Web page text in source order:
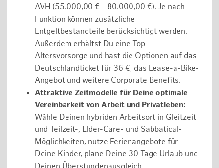
AVH (55.000,00 € - 80.000,00 €). Je nach
Funktion können zusätzliche
Entgeltbestandteile berücksichtigt werden.
Außerdem erhältst Du eine Top-
Altersvorsorge und hast die Optionen auf das
Deutschlandticket für 36 €, das Lease-a-Bike-
Angebot und weitere Corporate Benefits.
Attraktive Zeitmodelle für Deine optimale
Vereinbarkeit von Arbeit und Privatleben:
Wähle Deinen hybriden Arbeitsort in Gleitzeit
und Teilzeit-, Elder-Care- und Sabbatical-
Möglichkeiten, nutze Ferienangebote für
Deine Kinder, plane Deine 30 Tage Urlaub und
Deinen Überstundenausgleich.